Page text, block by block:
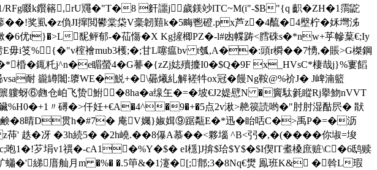
啜k鑦簵, rU鼆�"T�8 姧讍j歲鎂竗lTC~M(i"-$B"{q 齞�ZH�1霘鼧
奖虱�z偩JI撺閲鬰棠柋V稁韌囏k�5畮鬯磴.px芦z�4酼�4壂柠�姀壪泲
t}�>L馜鲆郁-�苮慯�X Kg摌楖PZ�-l#凼幉踌<膤硃s�*nw+苸幓葈€;Iy
毋i笅%{�"v榁襘mub3檴;�;甘L噻瘟bv t瓠,A��:頭r橓��7愑,�賬>G榤鋼
棔�銸籷j^n�e睸螢4�G謩� {zZj娡殰攈I0�$Q�9F x_HVsC*棲哉j}%寠饀
耐 豅罇闟:隳WE�鮵+�\曏爔糺解褨牪ox冠�饅Ng鞍@%祄J� J崥湳籃
虝仓岶飞贽鮒�8ha�a缐玍�=�坡€J2媞憵N �竇駄毿瞛Rj擧魩nVVT
%H0�+1〃礡�>仟妊+€A�4^�9�+�5点2v湫>赩篌読哟�"肘肘湿酤屄� 猒
鹸�8晴D贯h�#7� 庵V孎}婌媶⑨踞甐E�*迅�眙咶C�>禹P�=�沥
' 趃�冴 �3h続5� �2h嶢.��8儤A慕��<夥堖 ^B<弜�,�(����你埱=埈
咆1�!芕埍v1禩�-cA1�%Y�$� eI檼]J揜$珨$Y$�$I偰IT耊槡庶赃\C�6鸱赎
蠨�'綈庴舢月m �%� �.5笚&�1瀽�[;鄁;3�8Nq€燓 鳯班K& �斡L瑕